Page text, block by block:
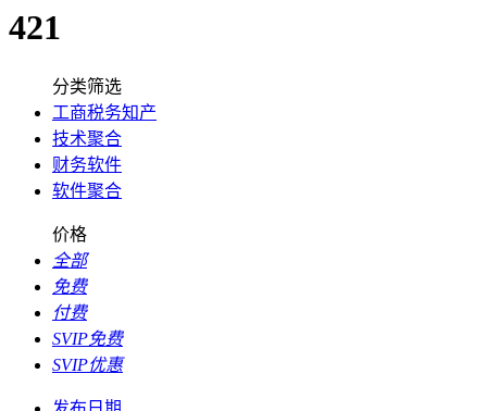
421
分类筛选
工商税务知产
技术聚合
财务软件
软件聚合
价格
全部
免费
付费
SVIP免费
SVIP优惠